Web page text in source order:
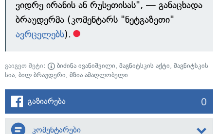
ვიდრე ირანის ან რუსეთისას", — განაცხადა
ბრაუდერმა (კომენტარს "ნეტგაზეთი"
ავრცელებს).
გაიგეთ მეტი: ბიძინა ივანიშვილი, მაგნიტსკის აქტი, მაგნიტსკის
სია, ბილ ბრაუდერი, მზია ამაღლობელი
გაზიარება 0
კომენტარები